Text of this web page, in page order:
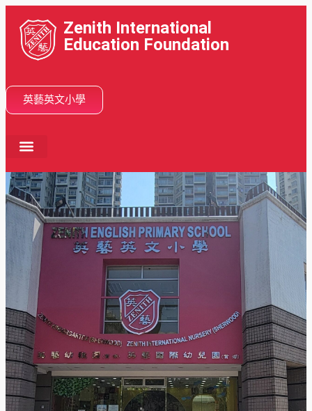
Zenith International
Education Foundation
英藝英文小學